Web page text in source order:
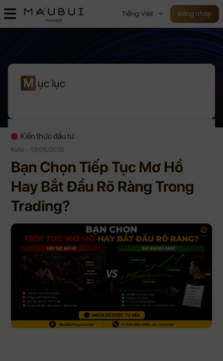
Tiếng Việt Đăng nhập
M ục lục
Kiến thức đầu tư
Kylie - 13/05/2026
Bạn Chọn Tiếp Tục Mơ Hồ
Hay Bắt Đầu Rõ Ràng Trong
Trading?